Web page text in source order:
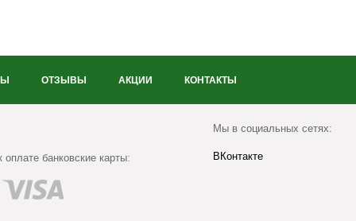
ОТЗЫВЫ АКЦИИ КОНТАКТЫ
банковские карты:
Мы в социальных сетях:
ВКонтакте